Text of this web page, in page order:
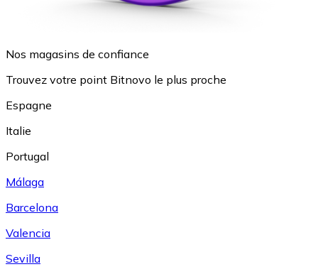
Nos magasins de confiance
Trouvez votre point Bitnovo le plus proche
Espagne
Italie
Portugal
Málaga
Barcelona
Valencia
Sevilla